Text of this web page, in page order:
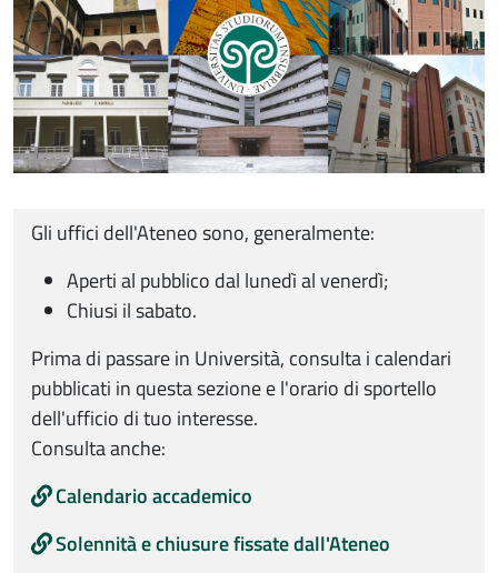
Gli uffici dell'Ateneo sono, generalmente:
Aperti al pubblico dal lunedì al venerdì;
Chiusi il sabato.
Prima di passare in Università, consulta i calendari
pubblicati in questa sezione e l'orario di sportello
dell'ufficio di tuo interesse.
Consulta anche:
Calendario accademico
Solennità e chiusure fissate dall'Ateneo